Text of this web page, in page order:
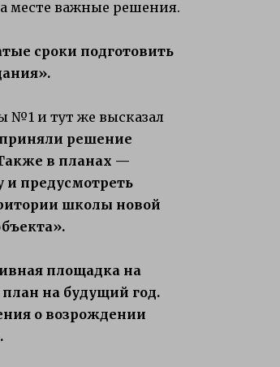
месте важные решения.
сроки подготовить
№1 и тут же высказал
решение
в планах —
и предусмотреть
школы новой
площадка на
на будущий год.
о возрождении